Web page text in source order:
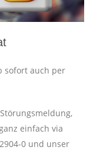
sofort auch per
einfach via
0 und unser